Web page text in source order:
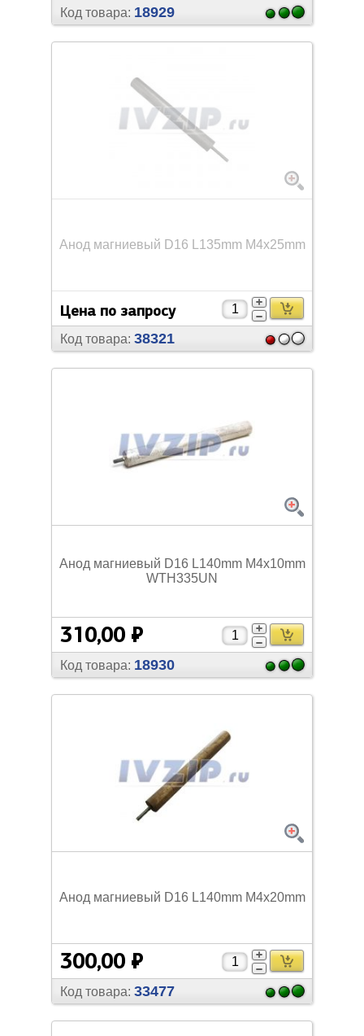
Код товара: 18929
Анод магниевый D16 L135mm M4x25mm
Цена по запросу
Код товара: 38321
Анод магниевый D16 L140mm M4x10mm
WTH335UN
310,00 ₽
Код товара: 18930
Анод магниевый D16 L140mm M4x20mm
300,00 ₽
Код товара: 33477